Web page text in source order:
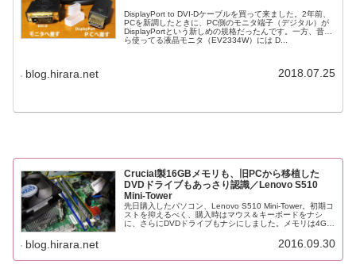
DisplayPort to DVI-Dケーブルを買って来ました。2年前、
PCを新調したときに、PC側のモニタ端子（デジタル）が
DisplayPortという新しめの規格だったんです。一方、昔か
ら使ってる液晶モニタ（EV2334W）には D...
blog.hirara.net 2018.07.25
Crucial製16GBメモリも、旧PCから移植した
DVDドライブもあっさり認識／Lenovo S510
Mini-Tower
先日購入したパソコン、Lenovo S510 Mini-Tower。初期コ
ストを抑えるべく、購入時はマウス＆キーボードをナシ
に、さらにDVDドライブもナシにしました。メモリは4GB
blog.hirara.net 2016.09.30